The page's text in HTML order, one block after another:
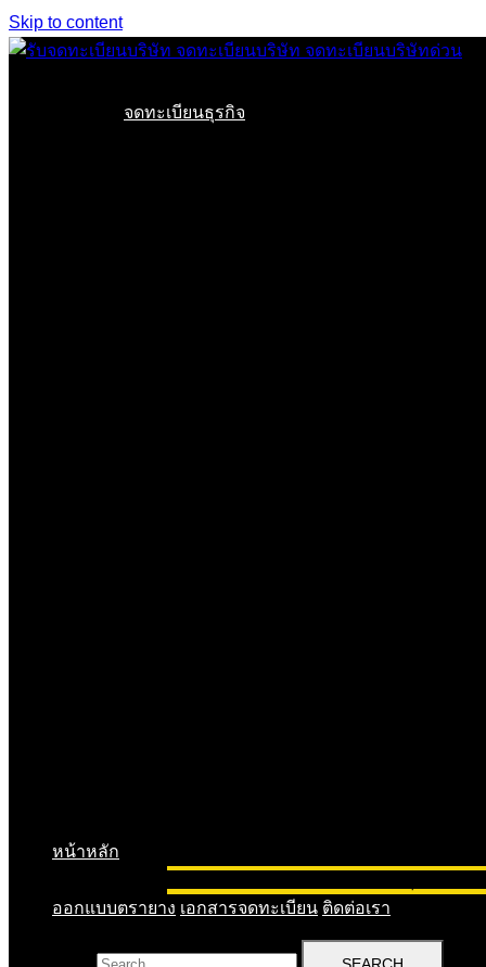
Skip to content
หน้าหลัก
จดทะเบียนธุรกิจ
ออกแบบตรายาง เอกสารจดทะเบียน ติดต่อเรา